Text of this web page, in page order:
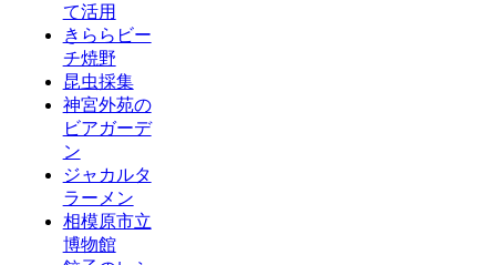
て活用
きららビー
チ焼野
昆虫採集
神宮外苑の
ビアガーデ
ン
ジャカルタ
ラーメン
相模原市立
博物館